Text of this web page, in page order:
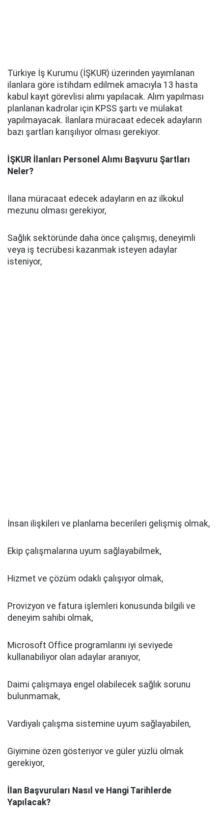
Türkiye İş Kurumu (İŞKUR) üzerinden yayımlanan
ilanlara göre istihdam edilmek amacıyla 13 hasta
kabul kayıt görevlisi alımı yapılacak. Alım yapılması
planlanan kadrolar için KPSS şartı ve mülakat
yapılmayacak. İlanlara müracaat edecek adayların
bazı şartları karışılıyor olması gerekiyor.
İŞKUR İlanları Personel Alımı Başvuru Şartları
Neler?
İlana müracaat edecek adayların en az ilkokul
mezunu olması gerekiyor,
Sağlık sektöründe daha önce çalışmış, deneyimli
veya iş tecrübesi kazanmak isteyen adaylar
isteniyor,
İnsan ilişkileri ve planlama becerileri gelişmiş olmak,
Ekip çalışmalarına uyum sağlayabilmek,
Hizmet ve çözüm odaklı çalışıyor olmak,
Provizyon ve fatura işlemleri konusunda bilgili ve
deneyim sahibi olmak,
Microsoft Office programlarını iyi seviyede
kullanabiliyor olan adaylar aranıyor,
Daimi çalışmaya engel olabilecek sağlık sorunu
bulunmamak,
Vardiyalı çalışma sistemine uyum sağlayabilen,
Giyimine özen gösteriyor ve güler yüzlü olmak
gerekiyor,
İlan Başvuruları Nasıl ve Hangi Tarihlerde
Yapılacak?